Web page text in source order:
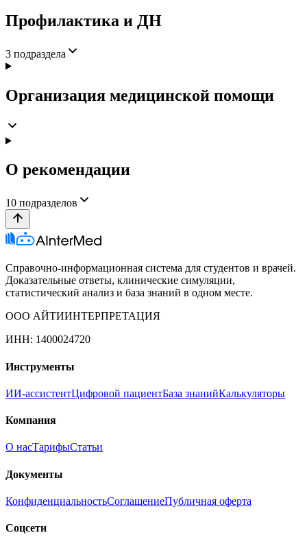
Профилактика и ДН
3 подраздела
Организация медицинской помощи
О рекомендации
10 подразделов
Справочно-информационная система для студентов и врачей.
Доказательные ответы, клинические симуляции,
статистический анализ и база знаний в одном месте.
ООО АЙТИИНТЕРПРЕТАЦИЯ
ИНН: 1400024720
Инструменты
ИИ-ассистентЦифровой пациентБаза знанийКалькуляторы
Компания
О насТарифыСтатьи
Документы
КонфиденциальностьСоглашениеПубличная оферта
Соцсети